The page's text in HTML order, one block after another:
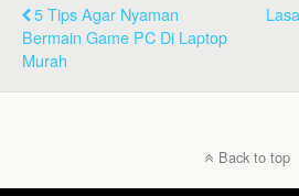
5 Tips Agar Nyaman
Bermain Game PC Di Laptop
Murah
Back to top